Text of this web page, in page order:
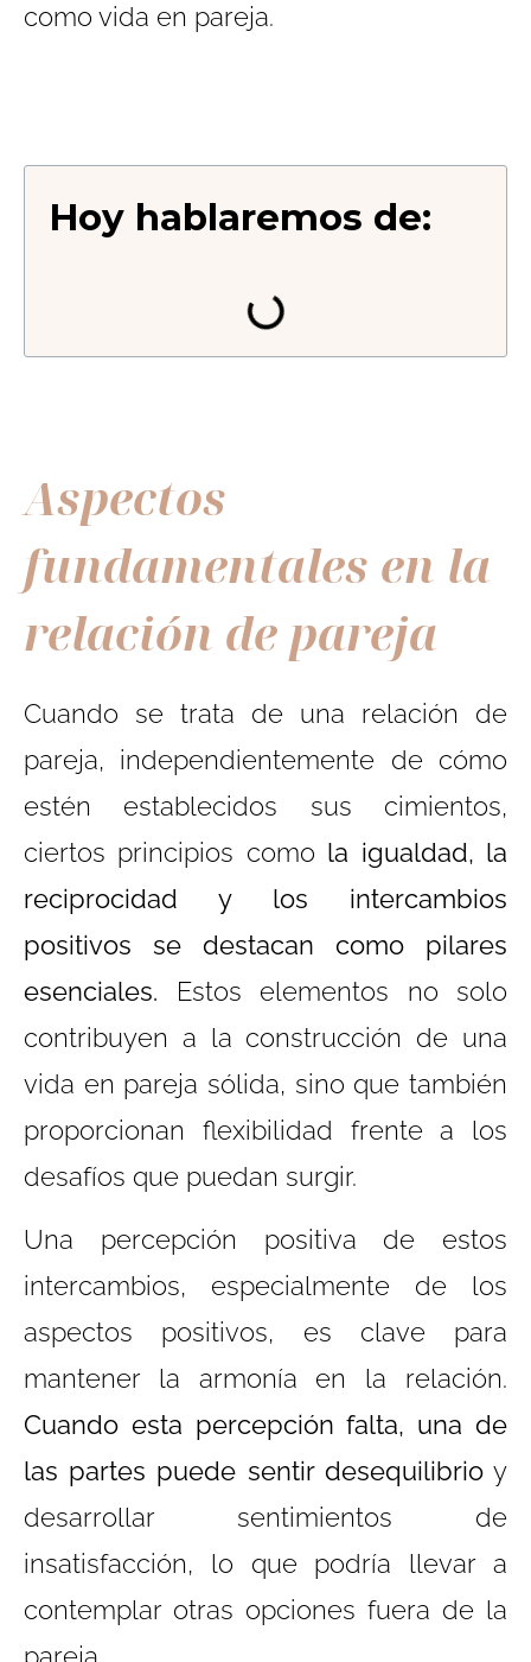
como vida en pareja.
Hoy hablaremos de:
Aspectos
fundamentales en la
relación de pareja
Cuando se trata de una relación de
pareja, independientemente de cómo
estén establecidos sus cimientos,
ciertos principios como la igualdad, la
reciprocidad y los intercambios
positivos se destacan como pilares
esenciales. Estos elementos no solo
contribuyen a la construcción de una
vida en pareja sólida, sino que también
proporcionan flexibilidad frente a los
desafíos que puedan surgir.
Una percepción positiva de estos
intercambios, especialmente de los
aspectos positivos, es clave para
mantener la armonía en la relación.
Cuando esta percepción falta, una de
las partes puede sentir desequilibrioy
desarrollar sentimientos de
insatisfacción, lo que podría llevar a
contemplar otras opciones fuera de la